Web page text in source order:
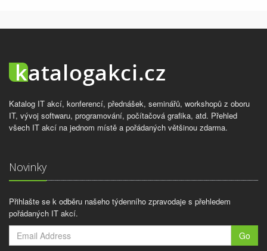
Katalog IT akcí, konferencí, přednášek, seminářů, workshopů z oboru
IT, vývoj softwaru, programování, počítačová grafika, atd. Přehled
všech IT akcí na jednom místě a pořádaných většinou zdarma.
Novinky
Přihlašte se k odběru našeho týdenního zpravodaje s přehledem
pořádaných IT akcí.
Go